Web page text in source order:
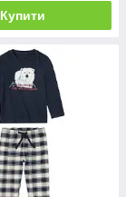
Купити